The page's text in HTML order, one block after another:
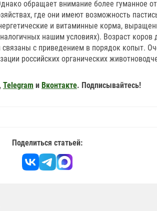
обращает внимание более гуманное
где они имеют возможность
и витаминные корма,
нашим условиях). Возраст коров
с приведением в порядок копыт.
российских органических
, Telegram и Вконтакте. Подписывайтесь!
Поделиться статьей: